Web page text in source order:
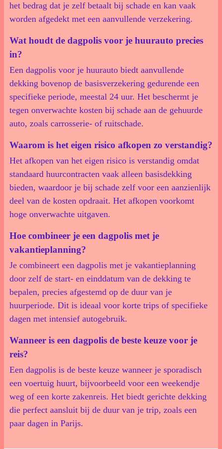
het bedrag dat je zelf betaalt bij schade en kan vaak
worden afgedekt met een aanvullende verzekering.
Wat houdt de dagpolis voor je huurauto precies
in?
Een dagpolis voor je huurauto biedt aanvullende
dekking bovenop de basisverzekering gedurende een
specifieke periode, meestal 24 uur. Het beschermt je
tegen onverwachte kosten bij schade aan de gehuurde
auto, zoals carrosserie- of ruitschade.
Waarom is het eigen risico afkopen zo verstandig?
Het afkopen van het eigen risico is verstandig omdat
standaard huurcontracten vaak alleen basisdekking
bieden, waardoor je bij schade zelf voor een aanzienlijk
deel van de kosten opdraait. Het afkopen voorkomt
hoge onverwachte uitgaven.
Hoe combineer je een dagpolis met je
vakantieplanning?
Je combineert een dagpolis met je vakantieplanning
door zelf de start- en einddatum van de dekking te
bepalen, precies afgestemd op de duur van je
huurperiode. Dit is ideaal voor korte trips of specifieke
dagen met intensief autogebruik.
Wanneer is een dagpolis de beste keuze voor je
reis?
Een dagpolis is de beste keuze wanneer je sporadisch
een voertuig huurt, bijvoorbeeld voor een weekendje
weg of een korte zakenreis. Het biedt gerichte dekking
die perfect aansluit bij de duur van je trip, zoals een
paar dagen in Parijs.